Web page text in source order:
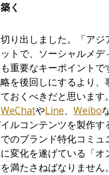
く
り出しました。「アジ
トで、ソーシャルメデ
重要なキーポイントで
を後回しにするより、
おくべきだと思います
WeChatやLine、 Weibo
ルコンテンツを製作す
のブランド特化コミュ
変化を遂げている「オ
満たさねばなりません。